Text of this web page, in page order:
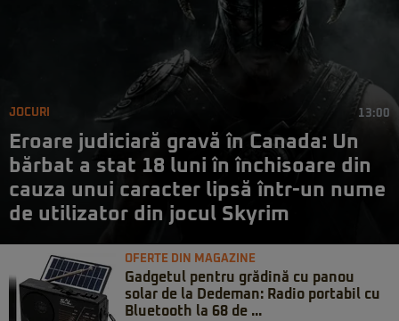
JOCURI 13:00
Eroare judiciară gravă în Canada: Un
bărbat a stat 18 luni în închisoare din
cauza unui caracter lipsă într-un nume
de utilizator din jocul Skyrim
OFERTE DIN MAGAZINE
Gadgetul pentru grădină cu panou
solar de la Dedeman: Radio portabil cu
Bluetooth la 68 de ...